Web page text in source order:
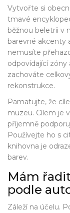
Vytvořte si
tmavé
běžnou beletrii v
barevné akcenty
nemusíte
odpovídající zóny
zachováte
rekonstrukce.
Pamatujte, že
muzeu. Cílem je
příjemně
Používejte ho s
knihovna je
barev.
Mám
podle
Záleží na účelu.